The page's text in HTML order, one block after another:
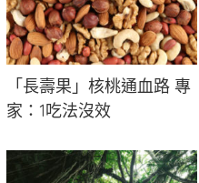
「長壽果」核桃通血路 專
家：1吃法沒效